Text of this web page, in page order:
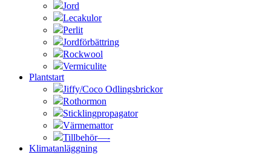
Jord
Lecakulor
Perlit
Jordförbättring
Rockwool
Vermiculite
Plantstart
Jiffy/Coco Odlingsbrickor
Rothormon
Sticklingpropagator
Värmemattor
Tillbehör—-
Klimatanläggning